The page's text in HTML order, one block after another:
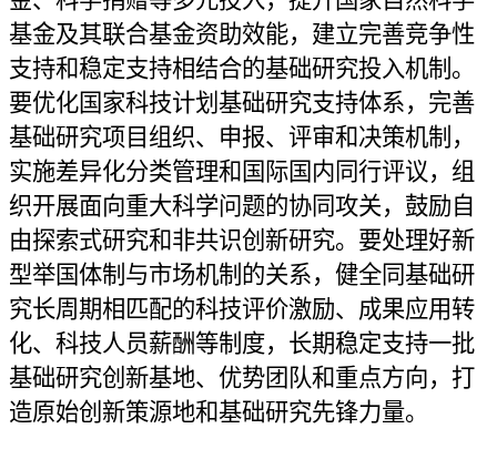
基金及其联合基金资助效能，建立完善竞争性
支持和稳定支持相结合的基础研究投入机制。
要优化国家科技计划基础研究支持体系，完善
基础研究项目组织、申报、评审和决策机制，
实施差异化分类管理和国际国内同行评议，组
织开展面向重大科学问题的协同攻关，鼓励自
由探索式研究和非共识创新研究。要处理好新
型举国体制与市场机制的关系，健全同基础研
究长周期相匹配的科技评价激励、成果应用转
化、科技人员薪酬等制度，长期稳定支持一批
基础研究创新基地、优势团队和重点方向，打
造原始创新策源地和基础研究先锋力量。